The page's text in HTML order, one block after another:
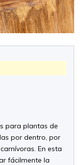
para plantas de
por dentro, por
En esta
fácilmente la